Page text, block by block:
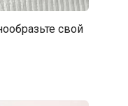
свой